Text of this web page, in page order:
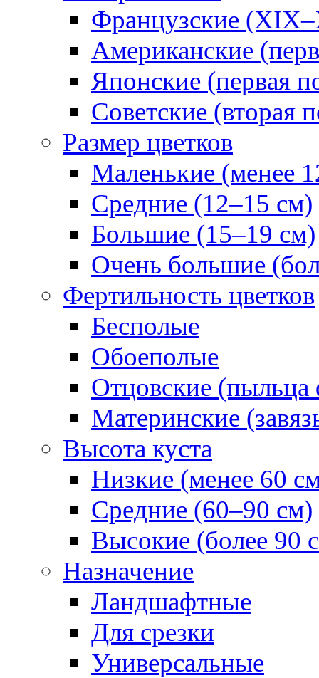
Французские
Американские
Японские (первая
Советские (вторая
Размер цветков
Маленькие (менее
Средние (12–15 см)
Большие (15–19 см)
Очень большие
Фертильность цветков
Бесполые
Обоеполые
Отцовские (пыльца
Материнские
Высота куста
Низкие (менее 60
Средние (60–90 см)
Высокие (более 90
Назначение
Ландшафтные
Для срезки
Универсальные